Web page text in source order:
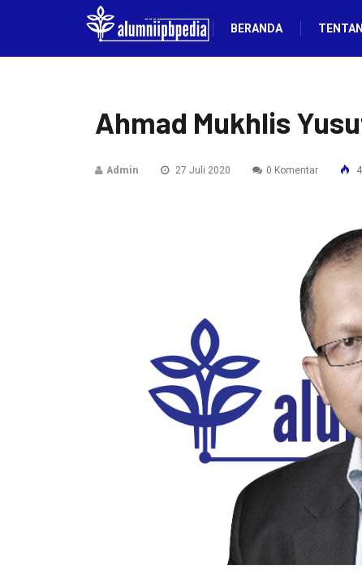
BERANDA
Ahmad Mukhlis
Admin 27 Juli 2020 0 Komentar